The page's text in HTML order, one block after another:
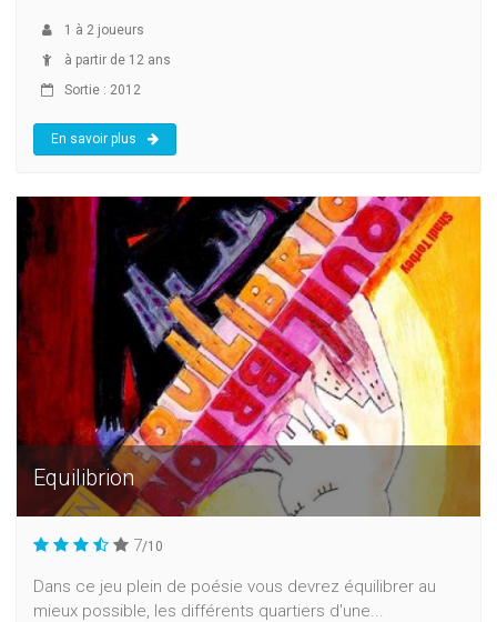
1 à 2 joueurs
à partir de 12 ans
Sortie : 2012
En savoir plus
Equilibrion
7/10
Dans ce jeu plein de poésie vous devrez équilibrer au
mieux possible, les différents quartiers d'une...